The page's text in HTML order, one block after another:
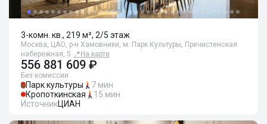
3-комн. кв., 219 м², 2/5 этаж
Москва, ЦАО, р-н Хамовники, м. Парк Культуры, Пречистенская
набережная, 5 📍 На карте
556 881 609 ₽
Без комиссии
Парк культуры
7 мин
Кропоткинская
15 мин
ИсточникЦИАН